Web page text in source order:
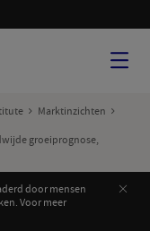
Marktinzichten
groeiprognose,
door mensen
Voor meer